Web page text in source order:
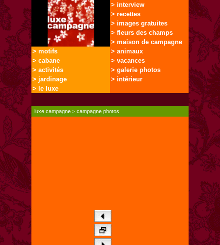
> interview
> recettes
> images gratuites
> fleurs des champs
> maison de campagne
> motifs
> cabane
> activités
> jardinage
> le luxe
> animaux
> vacances
> galerie photos
> intérieur
luxe campagne >campagne photos